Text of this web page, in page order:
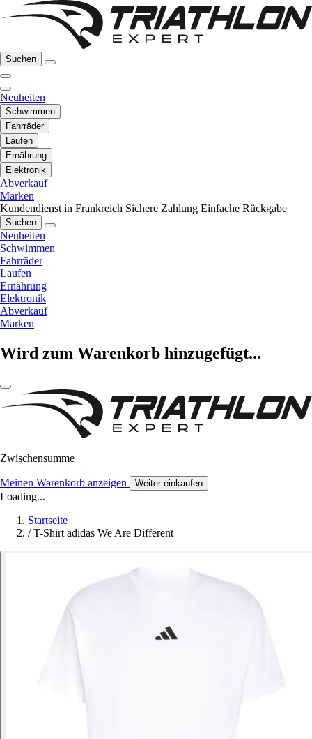
Suchen
Neuheiten
Schwimmen
Fahrräder
Laufen
Ernährung
Elektronik
Abverkauf
Marken
Kundendienst in Frankreich Sichere Zahlung Einfache Rückgabe
Suchen
Neuheiten
Schwimmen
Fahrräder
Laufen
Ernährung
Elektronik
Abverkauf
Marken
Wird zum Warenkorb hinzugefügt...
Zwischensumme
Meinen Warenkorb anzeigen Weiter einkaufen
Loading...
Startseite
/ T-Shirt adidas We Are Different